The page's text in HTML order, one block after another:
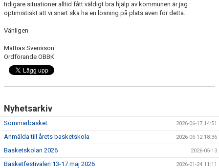
tidigare situationer alltid fått väldigt bra hjälp av kommunen är jag
optimistiskt att vi snart ska ha en lösning på plats även för detta.
Vänligen
Mattias Svensson
Ordförande OBBK
Nyhetsarkiv
Sommarbasket 2026-06-17 14:51
Anmälda till årets basketskola 2026-06-12 18:36
Basketskolan 2026 2026-05-13
Basketfestivalen 13-17 maj 2026 2026-01-24 11:11